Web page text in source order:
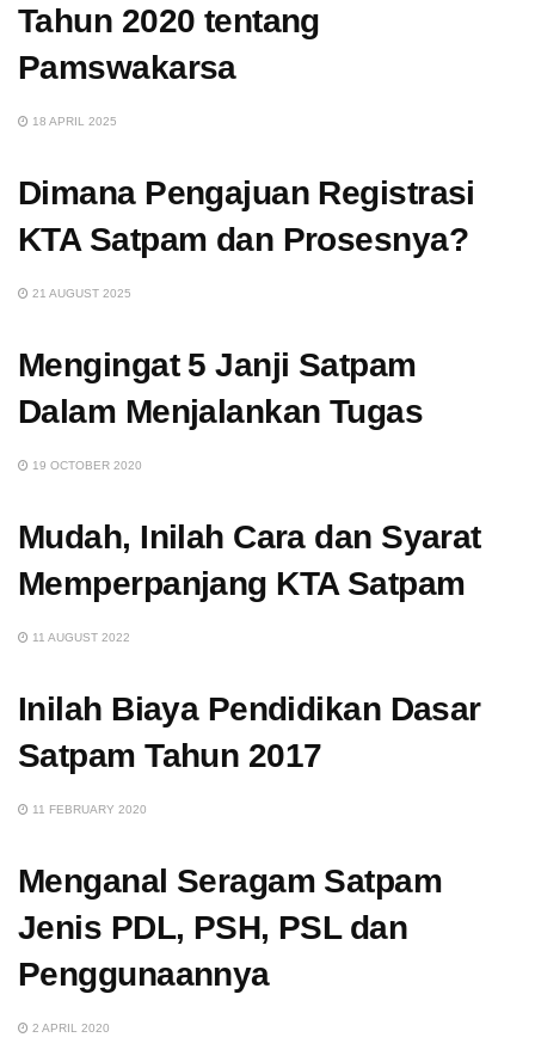
Tahun 2020 tentang
Pamswakarsa
18 APRIL 2025
Dimana Pengajuan Registrasi
KTA Satpam dan Prosesnya?
21 AUGUST 2025
Mengingat 5 Janji Satpam
Dalam Menjalankan Tugas
19 OCTOBER 2020
Mudah, Inilah Cara dan Syarat
Memperpanjang KTA Satpam
11 AUGUST 2022
Inilah Biaya Pendidikan Dasar
Satpam Tahun 2017
11 FEBRUARY 2020
Menganal Seragam Satpam
Jenis PDL, PSH, PSL dan
Penggunaannya
2 APRIL 2020